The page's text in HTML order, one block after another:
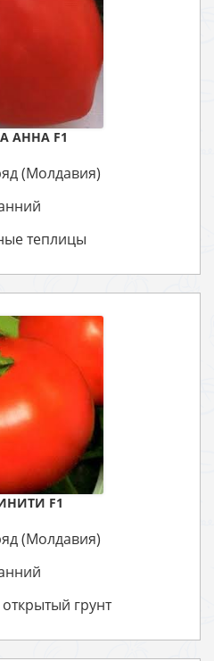
АННА F1
(Молдавия)
теплицы
F1
(Молдавия)
грунт